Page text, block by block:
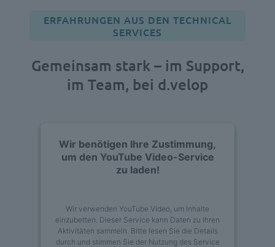
ERFAHRUNGEN AUS DEN TECHNICAL
SERVICES
Gemeinsam stark – im Support,
im Team, bei d.velop
Wir benötigen Ihre Zustimmung,
um den YouTube Video-Service
zu laden!
Wir verwenden YouTube Video, um Inhalte
einzubetten. Dieser Service kann Daten zu Ihren
Aktivitäten sammeln. Bitte lesen Sie die Details
durch und stimmen Sie der Nutzung des Service